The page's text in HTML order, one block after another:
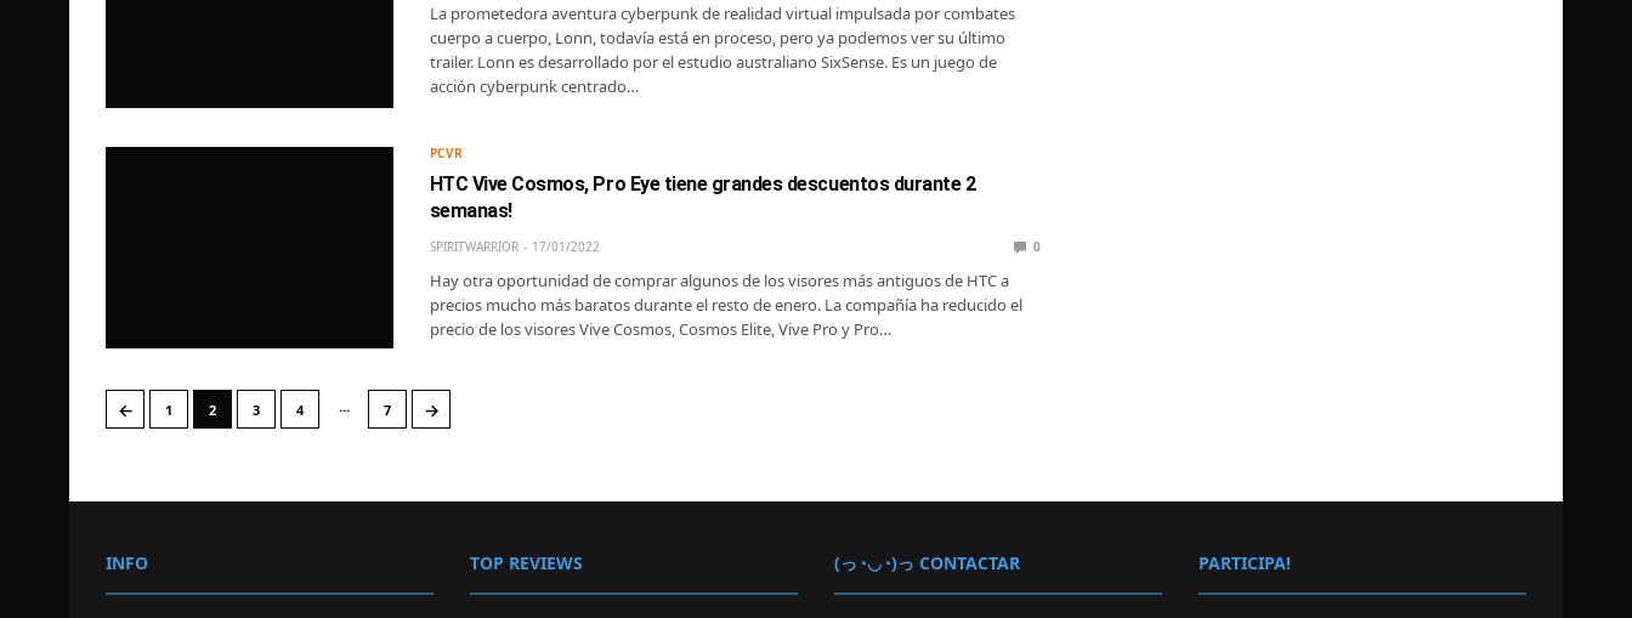
La prometedora aventura cyberpunk de realidad virtual impulsada por combates
cuerpo a cuerpo, Lonn, todavía está en proceso, pero ya podemos ver su último
trailer. Lonn es desarrollado por el estudio australiano SixSense. Es un juego de
acción cyberpunk centrado…
PCVR
HTC Vive Cosmos, Pro Eye tiene grandes descuentos durante 2
semanas!
SPIRITWARRIOR 17/01/2022 0
Hay otra oportunidad de comprar algunos de los visores más antiguos de HTC a
precios mucho más baratos durante el resto de enero. La compañía ha reducido el
precio de los visores Vive Cosmos, Cosmos Elite, Vive Pro y Pro…
← 1 2 3 4 … 7 →
INFO TOP REVIEWS (っ◔◡◔)っ CONTACTAR PARTICIPA!